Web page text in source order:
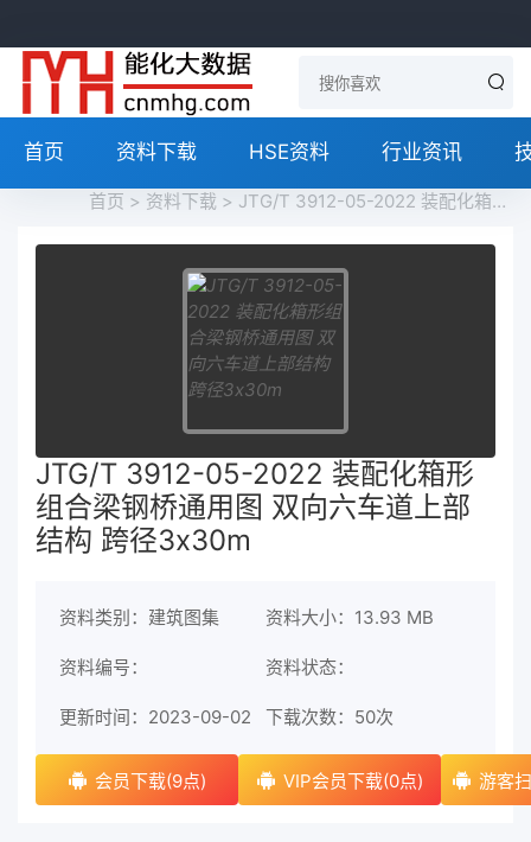
首页 资料下载 HSE资料 行业资讯
首页 > 资料下载 > JTG/T 3912-05-2022 装配化箱形组合梁钢桥通用图 双向六车道上部结构 跨径3x30m
JTG/T 3912-05-2022 装配化箱形
组合梁钢桥通用图 双向六车道上部
结构 跨径3x30m
资料类别：建筑图集 资料大小：13.93 MB
资料编号： 资料状态：
更新时间：2023-09-02 下载次数： 50次
会员下载(9点) VIP会员下载(0点) 游客